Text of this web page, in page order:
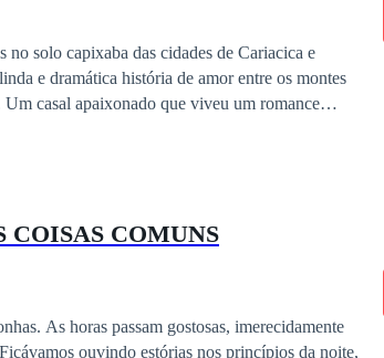
solo capixaba das cidades de Cariacica e
e dramática história de amor entre os montes
casal apaixonado que viveu um romance
COISAS COMUNS
As horas passam gostosas, imerecidamente
ouvindo estórias nos princípios da noite,